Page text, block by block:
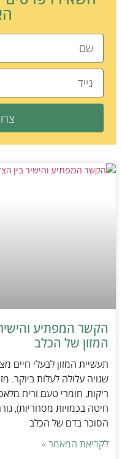
הקשר המפתיע
המזון של הכלב
תעשיית המזון לבעלי חיים
שגויה עלולה לעלות ביוקר.
ריקות, חומרי טעם וריח
חיטה בכמויות מסחריות),
הסוכר בדם של הכלב
לקריאת המאמר »